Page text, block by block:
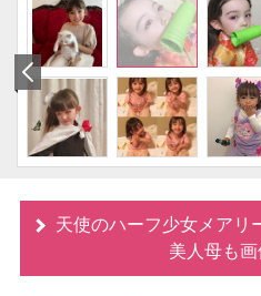
天使のハーフ少女メアリ
美人母も